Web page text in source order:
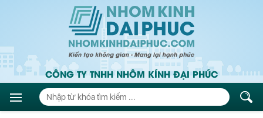
CÔNG TY TNHH NHÔM KÍNH ĐẠI PHÚC